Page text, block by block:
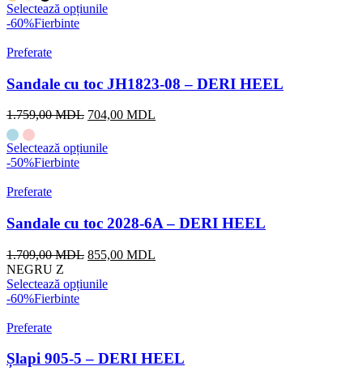
Selectează opțiunile
-60%Fierbinte
Preferate
Sandale cu toc JH1823-08 – DERI HEEL
1.759,00MDL 704,00 MDL
Selectează opțiunile
-50%Fierbinte
Preferate
Sandale cu toc 2028-6A – DERI HEEL
1.709,00MDL 855,00 MDL
NEGRU Z
Selectează opțiunile
-60%Fierbinte
Preferate
Șlapi 905-5 – DERI HEEL